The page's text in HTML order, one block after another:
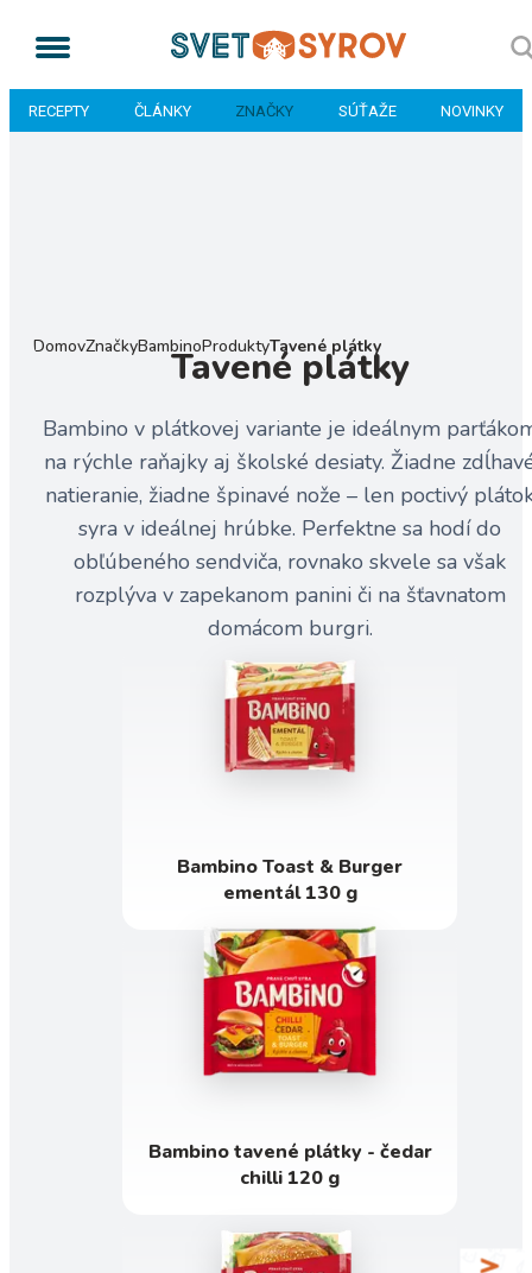
RECEPTY ČLÁNKY ZNAČKY SÚŤAŽE NOVINKY
DomovZnačkyBambinoProduktyTavené plátky
Tavené plátky
Bambino v plátkovej variante je ideálnym
na rýchle raňajky aj školské desiaty. Žiadne
natieranie, žiadne špinavé nože – len poctivý
syra v ideálnej hrúbke. Perfektne sa hodí do
obľúbeného sendviča, rovnako skvele sa však
rozplýva v zapekanom panini či na šťavnatom
domácom burgri.
Bambino Toast & Burger
ementál 130 g
Bambino tavené plátky - čedar
chilli 120 g